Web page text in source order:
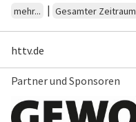
mehr...
| Gesamter Zeitraum
httv.de
Partner und Sponsoren